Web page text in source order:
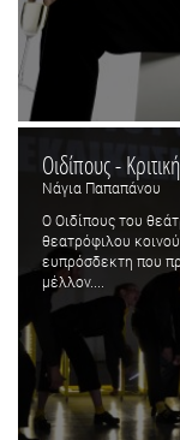
Οιδίπους - Κριτική
Νάγια Παπαπάνου
Ο Οιδίπους του
θεατρόφιλου κοινού
ευπρόσδεκτη που
μέλλον....